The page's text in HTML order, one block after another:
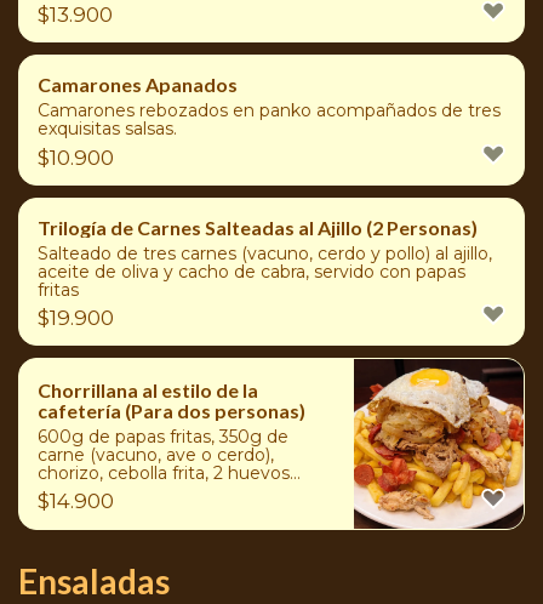
$13.900
Camarones Apanados
Camarones rebozados en panko acompañados de tres
exquisitas salsas.
$10.900
Trilogía de Carnes Salteadas al Ajillo (2 Personas)
Salteado de tres carnes (vacuno, cerdo y pollo) al ajillo,
aceite de oliva y cacho de cabra, servido con papas
fritas
$19.900
Chorrillana al estilo de la
cafetería (Para dos personas)
600g de papas fritas, 350g de
carne (vacuno, ave o cerdo),
chorizo, cebolla frita, 2 huevos
fritos y salchicha
$14.900
Ensaladas